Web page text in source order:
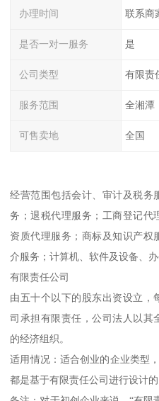
办理时间 联系商
是否一对一服务 是
公司类型
服务范围 全湘潭
可售卖地 全国
经营范围包括会计、审计及税务
务；退税代理服务；工商登记代
资质代理服务；商标及知识产权
介服务；计算机、软件及设备、办
有限责任公司
由五十个以下的股东出资设立，
司承担有限责任，公司法人以其
的经济组织。
适用情况：适合创业的企业类型
都是基于有限责任公司进行设计的